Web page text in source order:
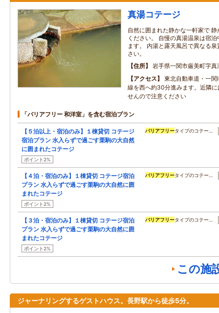
真湯コテージ
自然に囲まれた静かな一軒家で
ください。 自慢の真湯温泉は宿
ます。 内湯と露天風呂で異なる
さい。
住所
岩手県一関市厳美町字真
アクセス
東北自動車道・一
線を西へ約30分進みます。近隣
せんので注意ください
「バリアフリー 和洋室」を含む宿泊プラン
【５泊以上・宿泊のみ】１棟貸切 コテージ
宿泊プラン 水入らずで過ごす栗駒の大自然
に囲まれたコテージ
ポイント2%
バリアフリータイプのコテー…
【４泊・宿泊のみ】１棟貸切 コテージ宿泊
プラン 水入らずで過ごす栗駒の大自然に囲
まれたコテージ
ポイント2%
バリアフリータイプのコテー…
【３泊・宿泊のみ】１棟貸切 コテージ宿泊
プラン 水入らずで過ごす栗駒の大自然に囲
まれたコテージ
ポイント2%
バリアフリータイプのコテー…
この施
ジャーナリングするゲストハウス。長野駅から徒歩5分。